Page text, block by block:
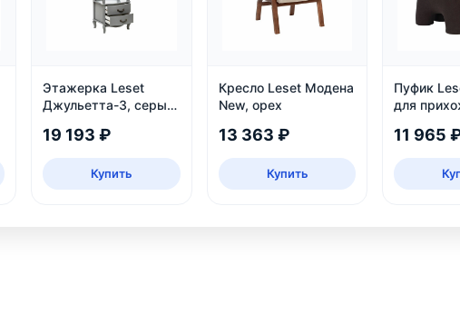
Этажерка Leset
Джульетта-3, серый
19 193 ₽
Купить
Кресло Leset Модена
New, орех
13 363 ₽
Купить
Пуфик
для
11 965